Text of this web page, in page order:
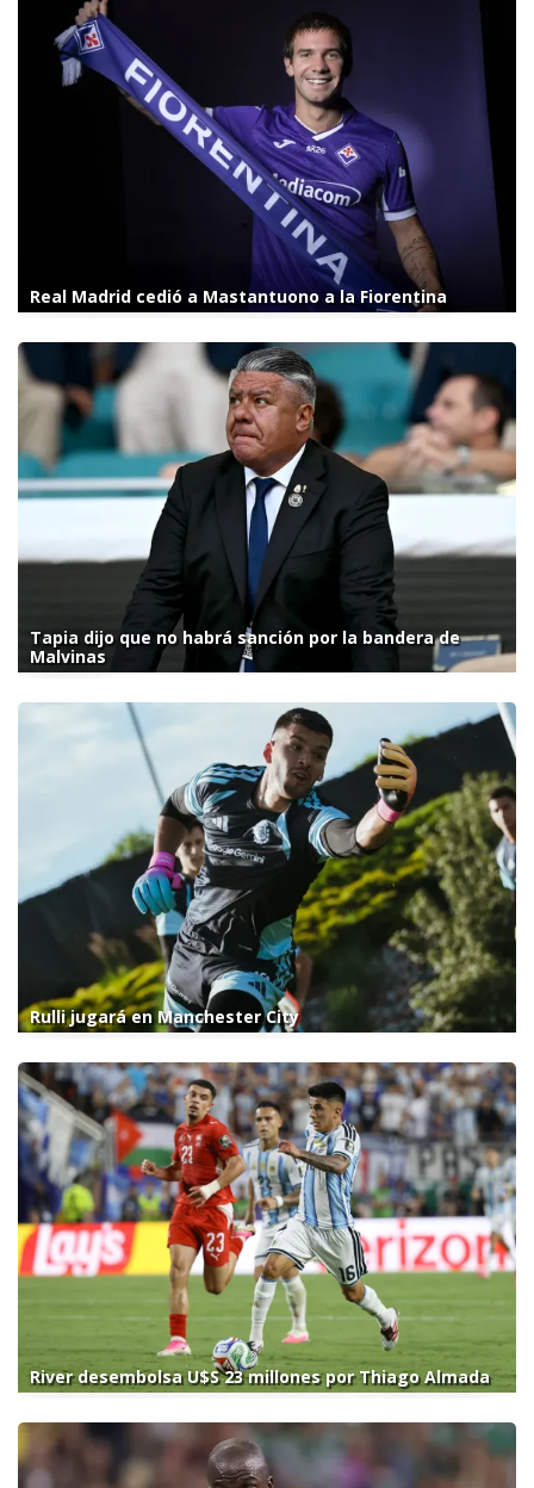
Real Madrid cedió a Mastantuono a la Fiorentina
Tapia dijo que no habrá sanción por la bandera de
Malvinas
Rulli jugará en Manchester City
River desembolsa U$S 23 millones por Thiago Almada